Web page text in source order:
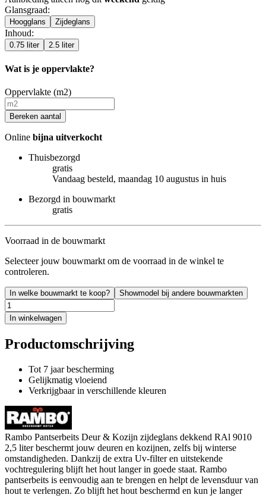
Glansgraad:
Hoogglans Zijdeglans
Inhoud:
0.75 liter 2.5 liter
Wat is je oppervlakte?
Oppervlakte (m2)
Bereken aantal
Online bijna uitverkocht
Thuisbezorgd
gratis
Vandaag besteld, maandag 10 augustus in huis
Bezorgd in bouwmarkt
gratis
Voorraad in de bouwmarkt
Selecteer jouw bouwmarkt om de voorraad in de winkel te
controleren.
In welke bouwmarkt te koop? Showmodel bij andere bouwmarkten
In winkelwagen
Productomschrijving
Tot 7 jaar bescherming
Gelijkmatig vloeiend
Verkrijgbaar in verschillende kleuren
Rambo Pantserbeits Deur & Kozijn zijdeglans dekkend RAl 9010
2,5 liter beschermt jouw deuren en kozijnen, zelfs bij winterse
omstandigheden. Dankzij de extra Uv-filter en uitstekende
vochtregulering blijft het hout langer in goede staat. Rambo
pantserbeits is eenvoudig aan te brengen en helpt de levensduur van
hout te verlengen. Zo blijft het hout beschermd en kun je langer